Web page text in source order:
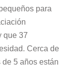
para
que 37
Cerca de
de 5 años están